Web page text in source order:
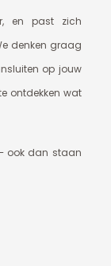
en past zich
denken graag
op jouw
ontdekken wat
ook dan staan